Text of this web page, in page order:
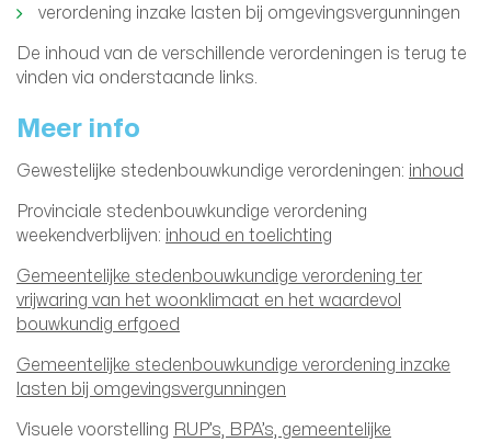
verordening inzake lasten bij omgevingsvergunningen
De inhoud van de verschillende verordeningen is terug te
vinden via onderstaande links.
Meer info
Gewestelijke stedenbouwkundige verordeningen: inhoud
Provinciale stedenbouwkundige verordening
weekendverblijven: inhoud en toelichting
Gemeentelijke stedenbouwkundige verordening ter
vrijwaring van het woonklimaat en het waardevol
bouwkundig erfgoed
Gemeentelijke stedenbouwkundige verordening inzake
lasten bij omgevingsvergunningen
Visuele voorstelling RUP’s, BPA’s, gemeentelijke